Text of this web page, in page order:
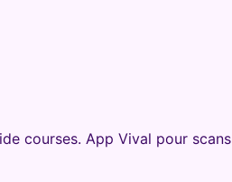
courses. App Vival pour scans